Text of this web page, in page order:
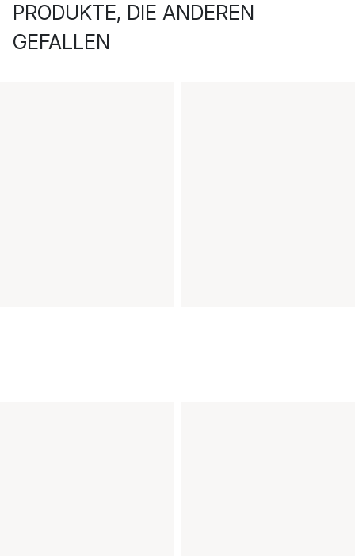
PRODUKTE, DIE ANDEREN
GEFALLEN